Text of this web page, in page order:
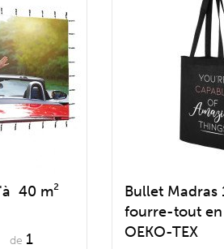
40 m²
de 1
Bullet Madras
fourre-tout
OEKO-TEX